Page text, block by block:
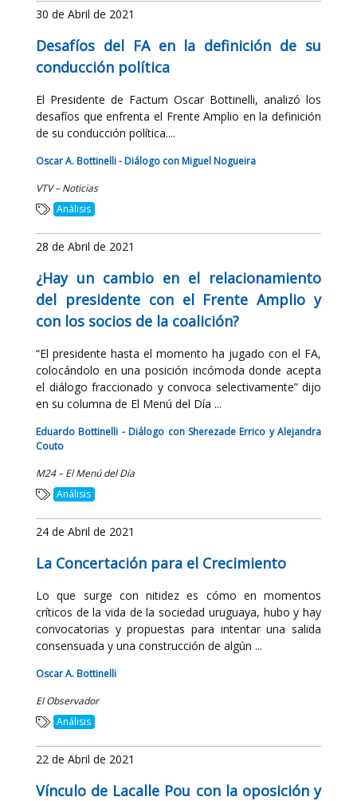
30 de Abril de 2021
Desafíos del FA en la definición de su
conducción política
El Presidente de Factum Oscar Bottinelli, analizó los
desafíos que enfrenta el Frente Amplio en la definición
de su conducción política....
Oscar A. Bottinelli - Diálogo con Miguel Nogueira
VTV – Noticias
Análisis
28 de Abril de 2021
¿Hay un cambio en el relacionamiento
del presidente con el Frente Amplio y
con los socios de la coalición?
“El presidente hasta el momento ha jugado con el FA,
colocándolo en una posición incómoda donde acepta
el diálogo fraccionado y convoca selectivamente” dijo
en su columna de El Menú del Día ...
Eduardo Bottinelli - Diálogo con Sherezade Errico y Alejandra
Couto
M24 – El Menú del Día
Análisis
24 de Abril de 2021
La Concertación para el Crecimiento
Lo que surge con nitidez es cómo en momentos
críticos de la vida de la sociedad uruguaya, hubo y hay
convocatorias y propuestas para intentar una salida
consensuada y una construcción de algún ...
Oscar A. Bottinelli
El Observador
Análisis
22 de Abril de 2021
Vínculo de Lacalle Pou con la oposición y